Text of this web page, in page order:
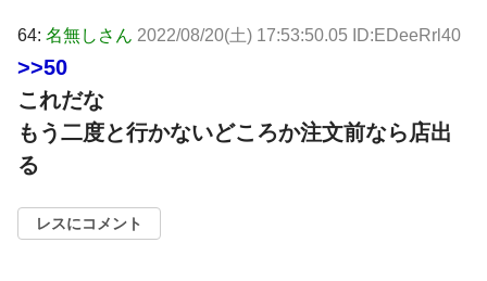
64: 名無しさん 2022/08/20(土) 17:53:50.05 ID:EDeeRrl40
>>50
これだな
もう二度と行かないどころか注文前なら店出
る
レスにコメント